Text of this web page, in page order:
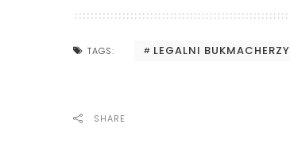
TAGS: LEGALNI BUKMACHERZY
SHARE